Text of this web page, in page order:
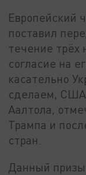
Европейский
поставил
течение трёх
согласие на
касательно
сделаем, США
Аалтола,
Трампа и
стран.
Данный